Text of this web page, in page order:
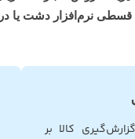
قسطی نرم‌افزار دشت یا
کالا بر